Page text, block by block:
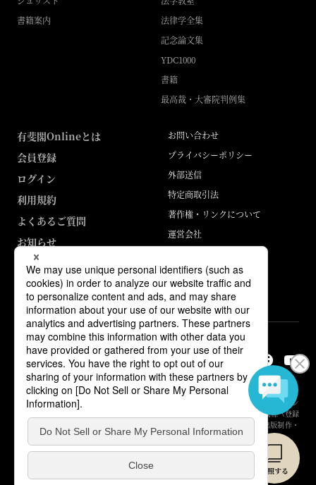
書籍案内
法律学全集
記念論文集
YDC1000
書籍
最高裁・大審院判例集
有斐閣Onlineとは
会員登録
ログイン
利用規約
よくあるご質問
お知らせ
お問い合わせ
プライバシーポリシー
外部送信
特定商取引法
著作権・リンクについて
運営会社
ABJマークは、この電子書店・電子書籍配信サービスが、著作権者からコン
テンツ使用許諾を得た正規版配信サービスであることを示す登録商標（登録
番号 第6091713号）です。詳しくは［ABJマーク］または［電子出版制作・
流通協議会］で検索してください。
© Yuhikaku Publishing Co., Ltd.